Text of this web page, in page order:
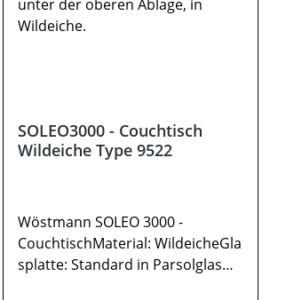
SOLEO3000 - Couchtisch
Wildeiche Type 9522
Wöstmann SOLEO 3000 -
CouchtischMaterial: WildeicheGla
splatte: Standard in Parsolglas